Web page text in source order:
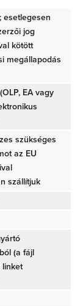
esetlegesen
jog
kötött
megállapodás
EA vagy
szükséges
az EU
szállítjuk
(a fájl
linket